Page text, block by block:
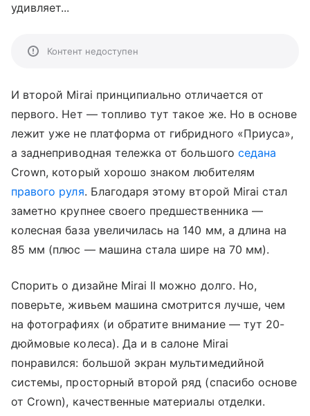
удивляет...
Контент недоступен
И второй Mirai принципиально отличается от
первого. Нет — топливо тут такое же. Но в основе
лежит уже не платформа от гибридного «Приуса»,
а заднеприводная тележка от большого седана
Crown, который хорошо знаком любителям
правого руля. Благодаря этому второй Mirai стал
заметно крупнее своего предшественника —
колесная база увеличилась на 140 мм, а длина на
85 мм (плюс — машина стала шире на 70 мм).
Спорить о дизайне Mirai II можно долго. Но,
поверьте, живьем машина смотрится лучше, чем
на фотографиях (и обратите внимание — тут 20-
дюймовые колеса). Да и в салоне Mirai
понравился: большой экран мультимедийной
системы, просторный второй ряд (спасибо основе
от Crown), качественные материалы отделки.